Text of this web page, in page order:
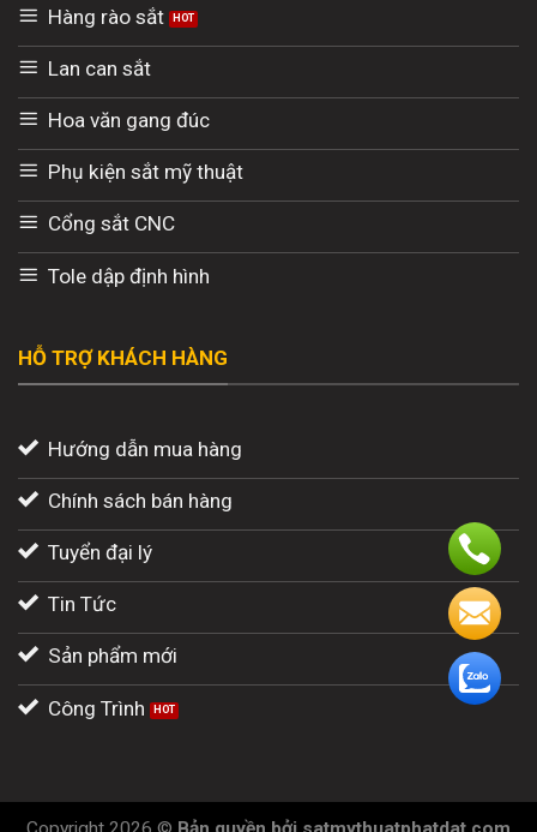
Hàng rào sắt
Lan can sắt
Hoa văn gang đúc
Phụ kiện sắt mỹ thuật
Cổng sắt CNC
Tole dập định hình
HỖ TRỢ KHÁCH HÀNG
Hướng dẫn mua hàng
Chính sách bán hàng
Tuyển đại lý
Tin Tức
Sản phẩm mới
Công Trình